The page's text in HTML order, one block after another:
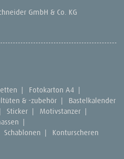
GmbH & Co. KG
| Fotokarton A4 |
& -zubehör |
Bastelkalender
| Sticker | Motivstanzer |
|
Schablonen | Konturscheren